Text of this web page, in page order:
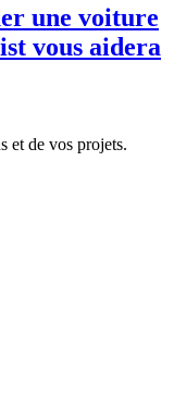
une voiture
vous aidera
et de vos projets.